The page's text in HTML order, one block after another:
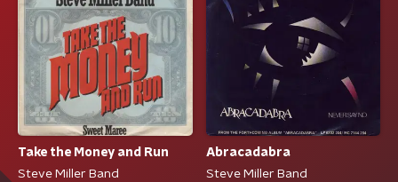
Take the Money and Run
Steve Miller Band
Abracadabra
Steve Miller Band